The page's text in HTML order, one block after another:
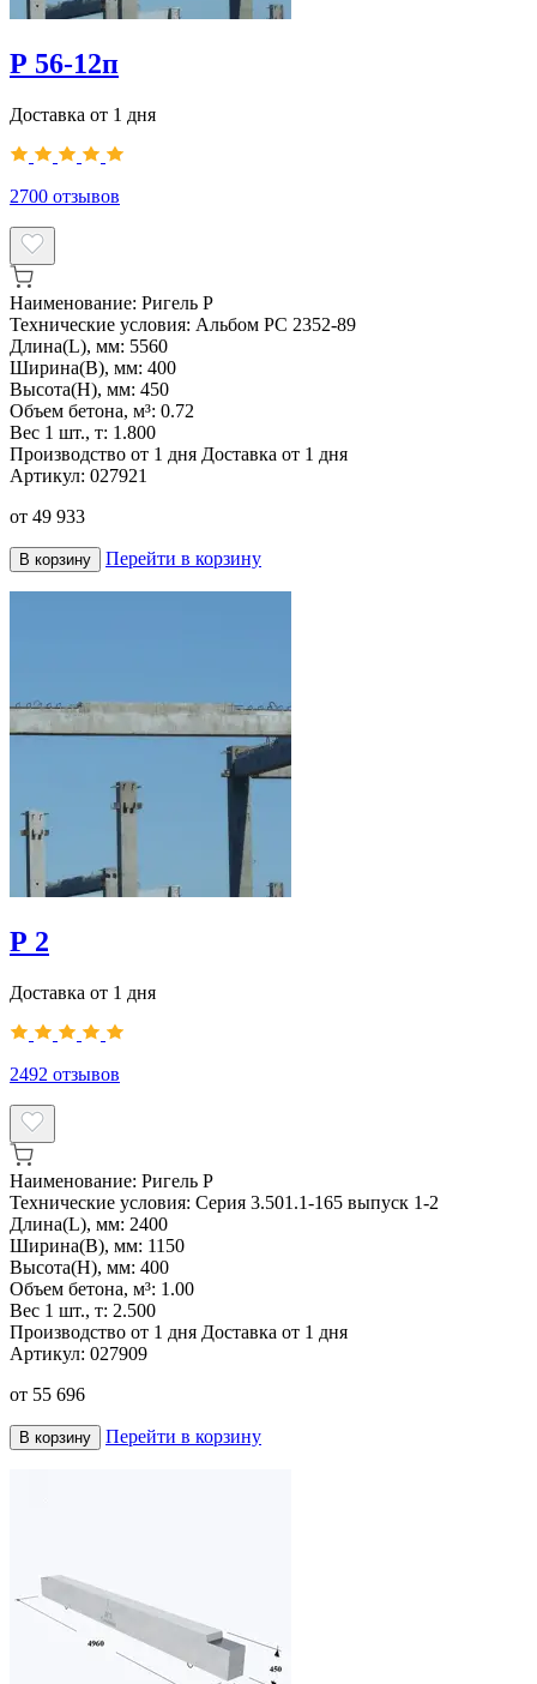
Р 56-12п
Доставка от 1 дня
2700 отзывов
Наименование: Ригель Р
Технические условия: Альбом РС 2352-89
Длина(L), мм: 5560
Ширина(B), мм: 400
Высота(H), мм: 450
Объем бетона, м³: 0.72
Вес 1 шт., т: 1.800
Производство от 1 дня Доставка от 1 дня
Артикул: 027921
от 49 933
В корзину Перейти в корзину
Р 2
Доставка от 1 дня
2492 отзывов
Наименование: Ригель Р
Технические условия: Серия 3.501.1-165 выпуск 1-2
Длина(L), мм: 2400
Ширина(B), мм: 1150
Высота(H), мм: 400
Объем бетона, м³: 1.00
Вес 1 шт., т: 2.500
Производство от 1 дня Доставка от 1 дня
Артикул: 027909
от 55 696
В корзину Перейти в корзину